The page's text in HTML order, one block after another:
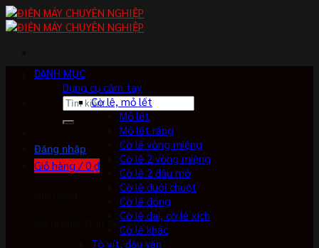
Skip
to
Tìm
kiếm:
Đăng nhập
Giỏ hàng /0 ₫
No products in the cart.
DANH MỤC
Dụng cụ cầm tay
Cờ lê, mỏ lết
Mỏ lết
Mỏ lết răng
Cờ lê vòng miệng
Cờ lê 2 vòng miệng
Cờ lê 2 đầu mở
Cờ lê đuôi chuột
Cờ lê đóng
Cờ lê đai, cờ lê xích
Cờ lê khác
Tô vít, đầu vặn